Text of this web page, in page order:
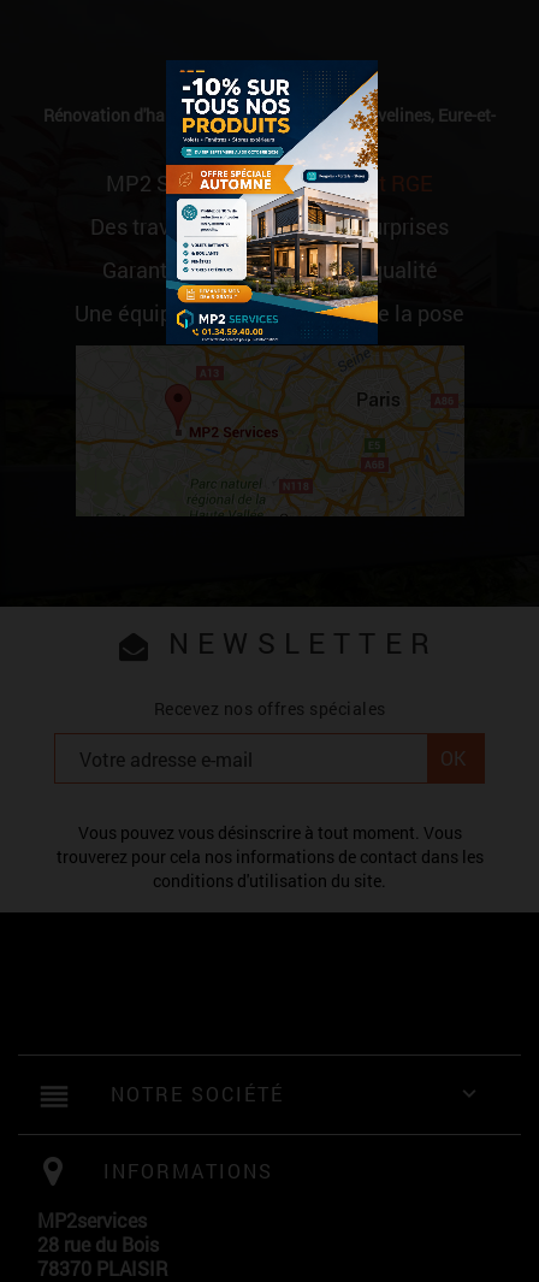
Qualibat
Rénovation d'habitat sur Paris & sa région, Yvelines, Eure-et-
Loir
MP2 Services est Qualibat et RGE
Des travaux sérieux et sans surprises
Garantie et engagement de qualité
Une équipe de professionnels de la pose
NEWSLETTER
Recevez nos offres spéciales
Vous pouvez vous désinscrire à tout moment. Vous
trouverez pour cela nos informations de contact dans les
conditions d'utilisation du site.
reorder NOTRE SOCIÉTÉ 
INFORMATIONS
MP2services
28 rue du Bois
78370 PLAISIR